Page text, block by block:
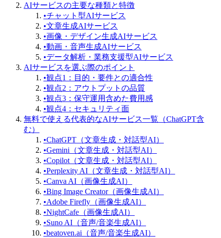
AIサービスの主要な種類と特徴
•チャット型AIサービス
•文章生成AIサービス
•画像・デザイン生成AIサービス
•動画・音声生成AIサービス
•データ解析・業務支援型AIサービス
AIサービスを選ぶ際のポイント
•観点1：目的・要件との適合性
•観点2：アウトプットの品質
•観点3：保守運用含めた費用感
•観点4：セキュリティ面
無料で使える代表的なAIサービス一覧（ChatGPT含
む）
•ChatGPT（文章生成・対話型AI）
•Gemini（文章生成・対話型AI）
•Copilot（文章生成・対話型AI）
•Perplexity AI（文章生成・対話型AI）
•Canva AI（画像生成AI）
•Bing Image Creator（画像生成AI）
•Adobe Firefly（画像生成AI）
•NightCafe（画像生成AI）
•Suno AI（音声/音楽生成AI）
•beatoven.ai（音声/音楽生成AI）